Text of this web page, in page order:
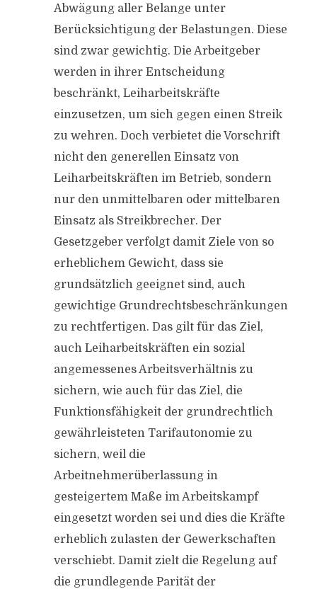
Abwägung aller Belange unter
Berücksichtigung der Belastungen. Diese
sind zwar gewichtig. Die Arbeitgeber
werden in ihrer Entscheidung
beschränkt, Leiharbeitskräfte
einzusetzen, um sich gegen einen Streik
zu wehren. Doch verbietet die Vorschrift
nicht den generellen Einsatz von
Leiharbeitskräften im Betrieb, sondern
nur den unmittelbaren oder mittelbaren
Einsatz als Streikbrecher. Der
Gesetzgeber verfolgt damit Ziele von so
erheblichem Gewicht, dass sie
grundsätzlich geeignet sind, auch
gewichtige Grundrechtsbeschränkungen
zu rechtfertigen. Das gilt für das Ziel,
auch Leiharbeitskräften ein sozial
angemessenes Arbeitsverhältnis zu
sichern, wie auch für das Ziel, die
Funktionsfähigkeit der grundrechtlich
gewährleisteten Tarifautonomie zu
sichern, weil die
Arbeitnehmerüberlassung in
gesteigertem Maße im Arbeitskampf
eingesetzt worden sei und dies die Kräfte
erheblich zulasten der Gewerkschaften
verschiebt. Damit zielt die Regelung auf
die grundlegende Parität der